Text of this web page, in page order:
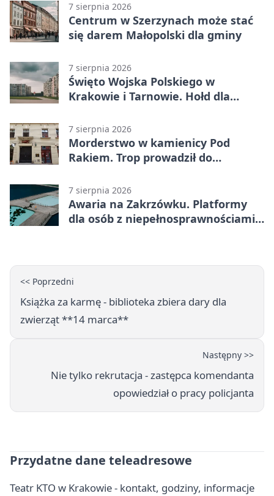
7 sierpnia 2026
Centrum w Szerzynach może stać
się darem Małopolski dla gminy
7 sierpnia 2026
Święto Wojska Polskiego w
Krakowie i Tarnowie. Hołd dla
7 sierpnia 2026
Morderstwo w kamienicy Pod
Rakiem. Trop prowadził do
7 sierpnia 2026
Awaria na Zakrzówku. Platformy
dla osób z niepełnosprawnościami
<< Poprzedni
Książka za karmę - biblioteka zbiera dary dla
zwierząt **14 marca**
Następny >>
Nie tylko rekrutacja - zastępca komendanta
opowiedział o pracy policjanta
Przydatne dane teleadresowe
Teatr KTO w Krakowie - kontakt, godziny, informacje